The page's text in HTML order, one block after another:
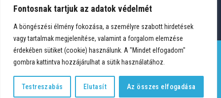
Fontosnak tartjuk az adatok védelmét
A böngészési élmény fokozása, a személyre szabott hirdetések
vagy tartalmak megjelenítése, valamint a forgalom elemzése
érdekében sütiket (cookie) használunk. A "Mindet elfogadom"
gombra kattintva hozzájárulhat a sütik használatához.
Testreszabás Elutasít Az összes elfogadása
Copyright 2026 © Medium Hungary Kft. Minden jog fenntartva.